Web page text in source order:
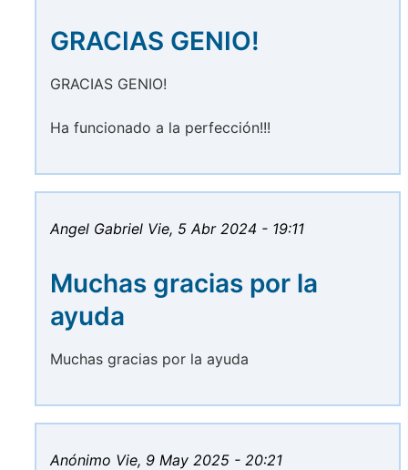
GRACIAS GENIO!
GRACIAS GENIO!
Ha funcionado a la perfección!!!
Angel Gabriel Vie, 5 Abr 2024 - 19:11
Muchas gracias por la
ayuda
Muchas gracias por la ayuda
Anónimo Vie, 9 May 2025 - 20:21